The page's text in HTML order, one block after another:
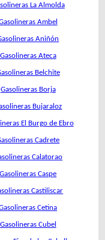
La Almolda
Ambel
Aniñón
Gasolineras Ateca
Belchite
Gasolineras Borja
Bujaraloz
El Burgo de Ebro
Cadrete
Calatorao
Gasolineras Caspe
Castiliscar
Cetina
Gasolineras Cubel